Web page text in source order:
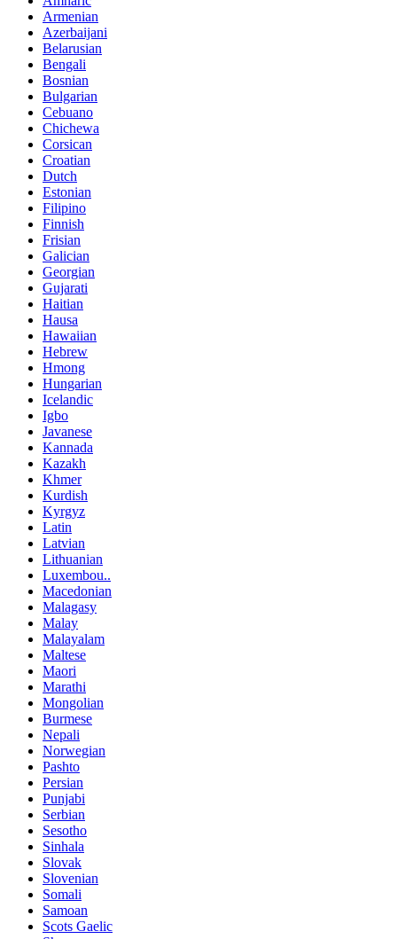
Armenian
Azerbaijani
Belarusian
Bengali
Bosnian
Bulgarian
Cebuano
Chichewa
Corsican
Croatian
Dutch
Estonian
Filipino
Finnish
Frisian
Galician
Georgian
Gujarati
Haitian
Hausa
Hawaiian
Hebrew
Hmong
Hungarian
Icelandic
Igbo
Javanese
Kannada
Kazakh
Khmer
Kurdish
Kyrgyz
Latin
Latvian
Lithuanian
Luxembou..
Macedonian
Malagasy
Malay
Malayalam
Maltese
Maori
Marathi
Mongolian
Burmese
Nepali
Norwegian
Pashto
Persian
Punjabi
Serbian
Sesotho
Sinhala
Slovak
Slovenian
Somali
Samoan
Scots Gaelic